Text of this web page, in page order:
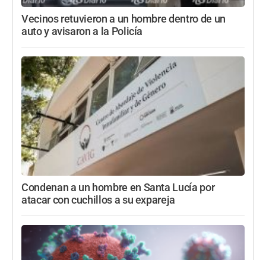
Vecinos retuvieron a un hombre dentro de un
auto y avisaron a la Policía
Condenan a un hombre en Santa Lucía por
atacar con cuchillos a su expareja